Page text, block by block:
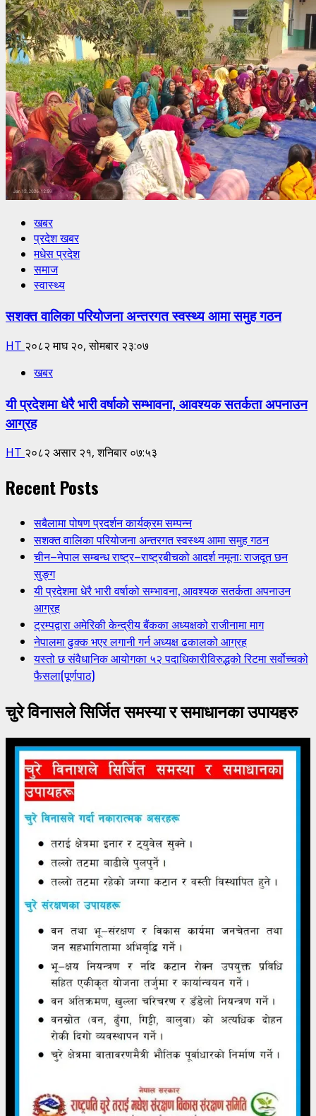
खबर
प्रदेश खबर
मधेस प्रदेश
समाज
स्वास्थ्य
सशक्त वालिका परियोजना अन्तरगत स्वस्थ्य आमा समुह गठन
HT २०८२ माघ २०, सोमबार २३:०७
खबर
यी प्रदेशमा धेरै भारी वर्षाको सम्भावना, आवश्यक सतर्कता अपनाउन
आग्रह
HT २०८२ असार २१, शनिबार ०७:५३
Recent Posts
सबैलामा पोषण प्रदर्शन कार्यक्रम सम्पन्न
सशक्त वालिका परियोजना अन्तरगत स्वस्थ्य आमा समुह गठन
चीन–नेपाल सम्बन्ध राष्ट्र–राष्ट्रबीचको आदर्श नमूना: राजदूत छन
सुङ्ग
यी प्रदेशमा धेरै भारी वर्षाको सम्भावना, आवश्यक सतर्कता अपनाउन
आग्रह
ट्रम्पद्वारा अमेरिकी केन्द्रीय बैंकका अध्यक्षको राजीनामा माग
नेपालमा ढुक्क भएर लगानी गर्न अध्यक्ष ढकालको आग्रह
यस्तो छ संवैधानिक आयोगका ५२ पदाधिकारीविरुद्धको रिटमा सर्वोच्चको
फैसला(पूर्णपाठ)
चुरे विनासले सिर्जित समस्या र समाधानका उपायहरु